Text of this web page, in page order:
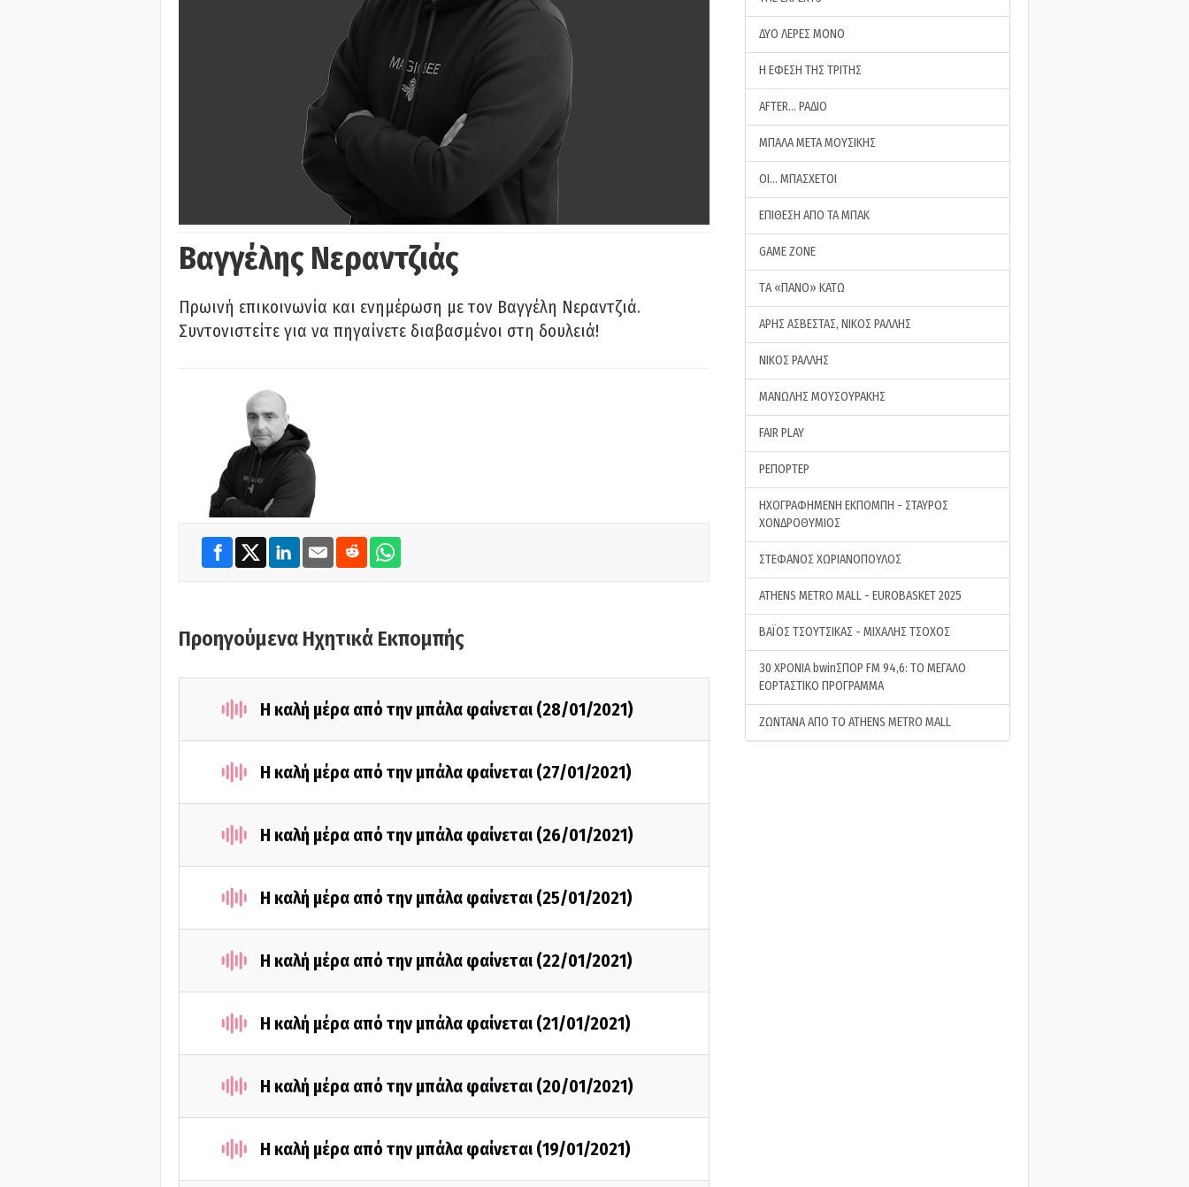
Βαγγέλης Νεραντζιάς
Πρωινή επικοινωνία και ενημέρωση με τον Βαγγέλη Νεραντζιά.
Συντονιστείτε για να πηγαίνετε διαβασμένοι στη δουλειά!
Προηγούμενα Ηχητικά Εκπομπής
Η καλή μέρα από την μπάλα φαίνεται (28/01/2021)
Η καλή μέρα από την μπάλα φαίνεται (27/01/2021)
Η καλή μέρα από την μπάλα φαίνεται (26/01/2021)
Η καλή μέρα από την μπάλα φαίνεται (25/01/2021)
Η καλή μέρα από την μπάλα φαίνεται (22/01/2021)
Η καλή μέρα από την μπάλα φαίνεται (21/01/2021)
Η καλή μέρα από την μπάλα φαίνεται (20/01/2021)
Η καλή μέρα από την μπάλα φαίνεται (19/01/2021)
ΔΥΟ ΛΕΡΕΣ ΜΟΝΟ
Η ΕΦΕΣΗ ΤΗΣ ΤΡΙΤΗΣ
AFTER… ΡΑΔΙΟ
ΜΠΑΛΑ ΜΕΤΑ ΜΟΥΣΙΚΗΣ
ΟΙ… ΜΠΑΣΧΕΤΟΙ
ΕΠΙΘΕΣΗ ΑΠΟ ΤΑ ΜΠΑΚ
GAME ZONE
ΤA «ΠΑΝΟ» ΚΑΤΩ
ΑΡΗΣ ΑΣΒΕΣΤΑΣ, ΝΙΚΟΣ ΡΑΛΛΗΣ
ΝΙΚΟΣ ΡΑΛΛΗΣ
ΜΑΝΩΛΗΣ ΜΟΥΣΟΥΡΑΚΗΣ
FAIR PLAY
ΡΕΠΟΡΤΕΡ
ΗΧΟΓΡΑΦΗΜΕΝΗ ΕΚΠΟΜΠΗ - ΣΤΑΥΡΟΣ
ΧΟΝΔΡΟΘΥΜΙΟΣ
ΣΤΕΦΑΝΟΣ ΧΩΡΙΑΝΟΠΟΥΛΟΣ
ATHENS METRO MALL - EUROBASKET 2025
ΒΑΪΟΣ ΤΣΟΥΤΣΙΚΑΣ - ΜΙΧΑΛΗΣ ΤΣΟΧΟΣ
30 ΧΡΟΝΙΑ bwinΣΠΟΡ FM 94,6: ΤΟ ΜΕΓΑΛΟ
ΕΟΡΤΑΣΤΙΚΟ ΠΡΟΓΡΑΜΜΑ
ΖΩΝΤΑΝΑ ΑΠΟ ΤΟ ATHENS METRO MALL